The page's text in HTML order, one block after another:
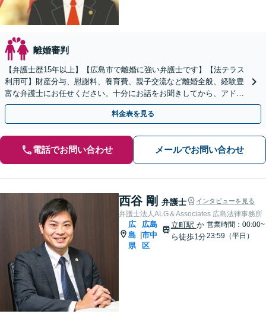
離婚審判
【弁護士歴15年以上】【広島市で離婚に強い弁護士です】【法テラス
利用可】財産分与、慰謝料、養育費、親子交流など離婚全般、経験豊
富な弁護士にお任せください。十分にお話をお聞きしてから、アドバ
イスいたします。【弁護士直通電話】【子連れ相談可】
料金表を見る
電話でお問い合わせ メールでお問い合わせ
西谷 剛 弁護士 インタビューを見る
弁護士法人ALG＆Associates 広島法律事務所
広
島
県
広島
市中
区
立町駅 か
ら徒歩1分
営業時間：00:00~
23:59（平日）